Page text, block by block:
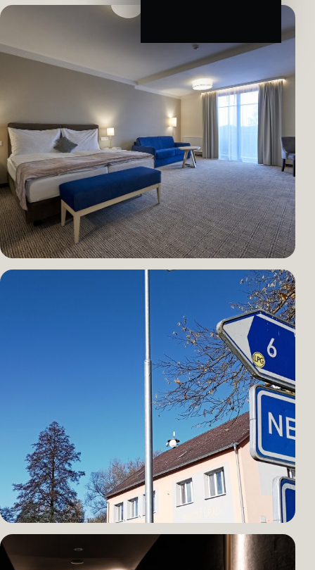
VEŘEJNÝ PROSTOR · PARK
Mercandinovy sady
Kompletní osvětlení parku s důrazem na atmosféru a bezpečí.
Vrstvené osvětlení pokoje pro pohodlí hostů i provozní potřeby.